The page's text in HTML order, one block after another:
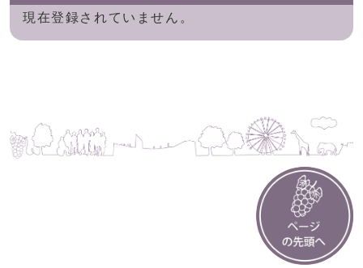
現在登録されていません。